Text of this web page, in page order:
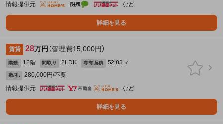
情報提供元
など
詳細を見る
賃貸 28万円 （管理費15,000円）
階数 12階 間取り 2LDK 専有面積 52.83㎡
敷/礼
280,000円/不要
情報提供元
など
詳細を見る